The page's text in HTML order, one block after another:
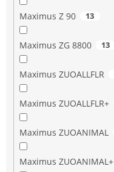
Maximus Z 90 13
Maximus ZG 8800 13
Maximus ZUOALLFLR
Maximus ZUOALLFLR+
Maximus ZUOANIMAL
Maximus ZUOANIMAL+